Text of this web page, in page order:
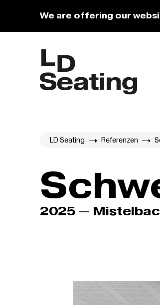
We are offering our
LD Seating Referenzen
2025 —